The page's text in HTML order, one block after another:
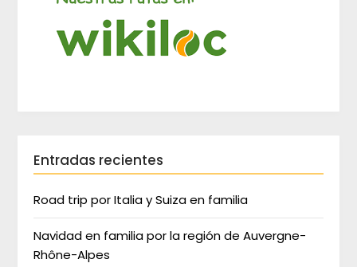
Entradas recientes
Road trip por Italia y Suiza en familia
Navidad en familia por la región de Auvergne-
Rhône-Alpes